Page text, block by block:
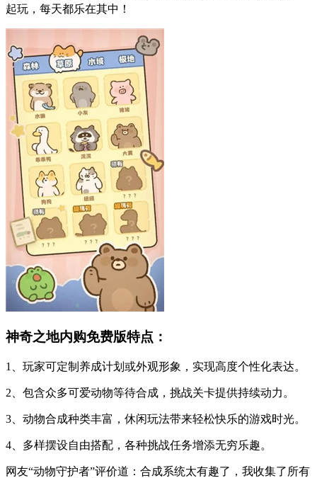
起玩，每天都乐在其中！
神奇之地内购免费版特点：
1、玩家可定制养成计划或外观形象，实现高度个性化表达。
2、包含众多可爱动物等待合成，挑战关卡提供持续动力。
3、动物合成种类丰富，休闲玩法带来轻松快乐的游戏时光。
4、多样摆设自由搭配，各种挑战任务增添无穷乐趣。
网友“动物守护者”评价道：合成系统太有趣了，我收集了所有